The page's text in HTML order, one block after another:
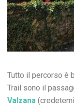
Tutto il percorso è
Trail sono il
Valzana